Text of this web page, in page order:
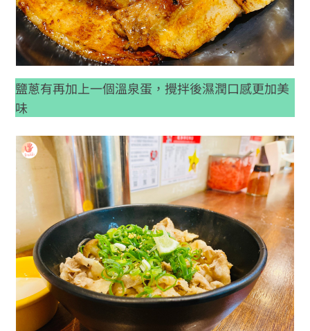
鹽蔥有再加上一個溫泉蛋，攪拌後濕潤口感更加美
味